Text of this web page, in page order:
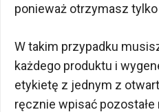
ponieważ otrzymasz
W takim przypadku
każdego produktu i
etykietę z jednym z
ręcznie wpisać